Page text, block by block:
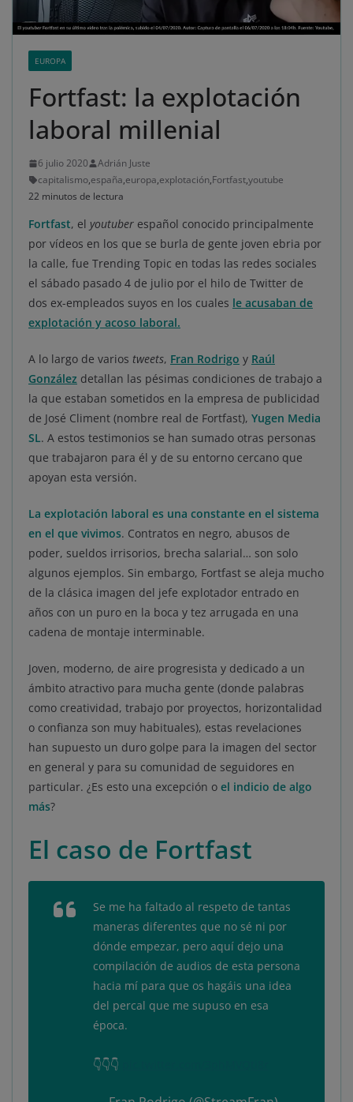
EUROPA
Fortfast: la explotación
laboral millenial
6 julio 2020
Adrián Juste
capitalismo,españa,europa,explotación,Fortfast,youtube
22 minutos de lectura
Fortfast, el youtuber español conocido principalmente
por vídeos en los que se burla de gente joven ebria por
la calle, fue Trending Topic en todas las redes sociales
el sábado pasado 4 de julio por el hilo de Twitter de
dos ex-empleados suyos en los cuales le acusaban de
explotación y acoso laboral.
A lo largo de varios tweets, Fran Rodrigo y Raúl
González detallan las pésimas condiciones de trabajo a
la que estaban sometidos en la empresa de publicidad
de José Climent (nombre real de Fortfast), Yugen Media
SL. A estos testimonios se han sumado otras personas
que trabajaron para él y de su entorno cercano que
apoyan esta versión.
La explotación laboral es una constante en el sistema
en el que vivimos. Contratos en negro, abusos de
poder, sueldos irrisorios, brecha salarial… son solo
algunos ejemplos. Sin embargo, Fortfast se aleja mucho
de la clásica imagen del jefe explotador entrado en
años con un puro en la boca y tez arrugada en una
cadena de montaje interminable.
Joven, moderno, de aire progresista y dedicado a un
ámbito atractivo para mucha gente (donde palabras
como creatividad, trabajo por proyectos, horizontalidad
o confianza son muy habituales), estas revelaciones
han supuesto un duro golpe para la imagen del sector
en general y para su comunidad de seguidores en
particular. ¿Es esto una excepción o el indicio de algo
más?
El caso de Fortfast
Se me ha faltado al respeto de tantas
maneras diferentes que no sé ni por
dónde empezar, pero aquí dejo una
compilación de audios de esta persona
hacia mí para que os hagáis una idea
del percal que me supuso en esa
época.
👇👇👇